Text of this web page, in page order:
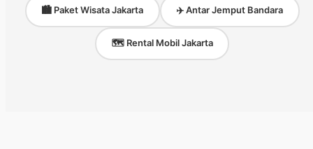
🏙️ Paket Wisata Jakarta ✈️ Antar Jemput Bandara
🗺️ Rental Mobil Jakarta